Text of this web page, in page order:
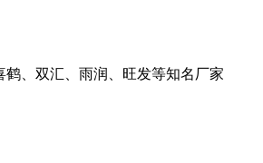
、双汇、雨润、旺发等知名厂家